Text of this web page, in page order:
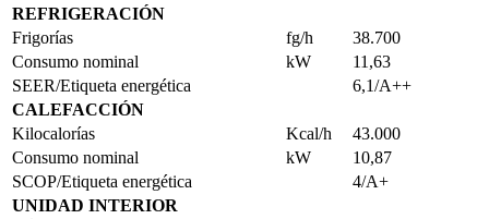
REFRIGERACIÓN
Frigorías
fg/h
38.700
Consumo nominal
kW
11,63
SEER/Etiqueta energética
6,1/A++
CALEFACCIÓN
Kilocalorías
Kcal/h
43.000
Consumo nominal
kW
10,87
SCOP/Etiqueta energética
4/A+
UNIDAD INTERIOR